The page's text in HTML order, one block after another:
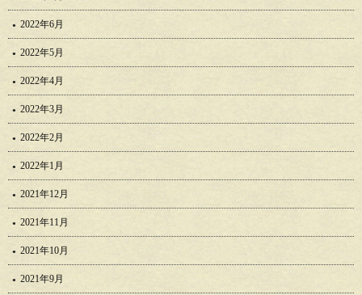
2022年6月
2022年5月
2022年4月
2022年3月
2022年2月
2022年1月
2021年12月
2021年11月
2021年10月
2021年9月